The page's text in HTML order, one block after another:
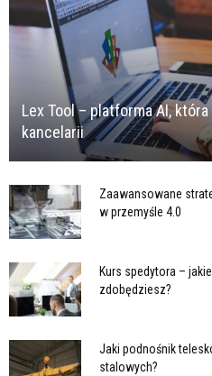
Lex Tool – platforma AI,
kancelarii
Zaawansowane
w przemyśle 4.0
Kurs spedytora –
zdobędziesz?
Jaki podnośnik
stalowych?